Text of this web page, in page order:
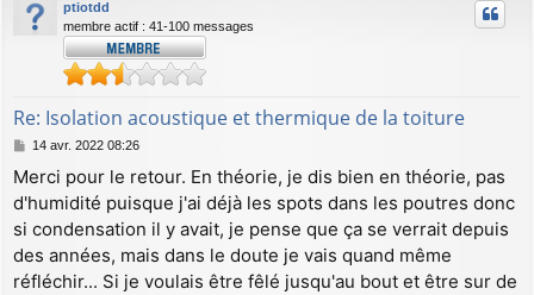
ptiotdd
membre actif : 41-100 messages
Re: Isolation acoustique et thermique de la toiture
M
s
s
g
e
14 avr. 2022 08:26
Merci pour le retour. En théorie, je dis bien en théorie, pas
d'humidité puisque j'ai déjà les spots dans les poutres donc
si condensation il y avait, je pense que ça se verrait depuis
des années, mais dans le doute je vais quand même
réfléchir... Si je voulais être fêlé jusqu'au bout et être sur de